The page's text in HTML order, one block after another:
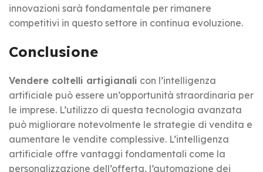
innovazioni sarà fondamentale per rimanere
competitivi in questo settore in continua evoluzione.
Conclusione
Vendere coltelli artigianali con l’intelligenza
artificiale può essere un’opportunità straordinaria per
le imprese. L’utilizzo di questa tecnologia avanzata
può migliorare notevolmente le strategie di vendita e
aumentare le vendite complessive. L’intelligenza
artificiale offre vantaggi fondamentali come la
personalizzazione dell’offerta, l’automazione dei